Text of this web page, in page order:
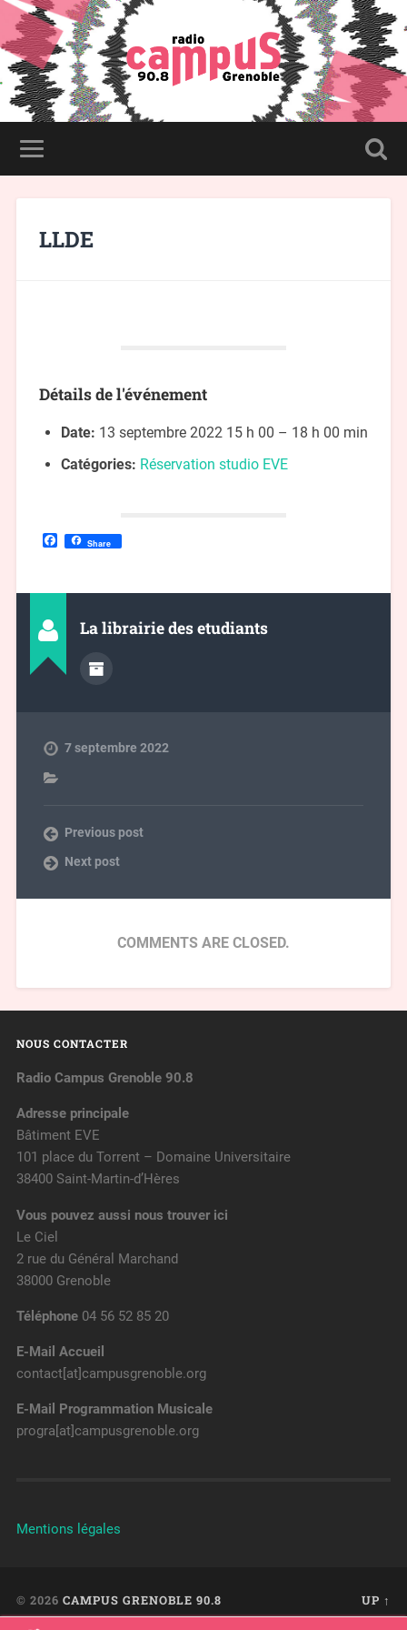
LLDE
Détails de l'événement
Date: 13 septembre 2022 15 h 00 – 18 h 00 min
Catégories: Réservation studio EVE
Facebook
Share
La librairie des etudiants
7 septembre 2022
Previous post
Next post
COMMENTS ARE CLOSED.
NOUS CONTACTER
Radio Campus Grenoble 90.8
Adresse principale
Bâtiment EVE
101 place du Torrent – Domaine Universitaire
38400 Saint-Martin-d’Hères
Vous pouvez aussi nous trouver ici
Le Ciel
2 rue du Général Marchand
38000 Grenoble
Téléphone04 56 52 85 20
E-Mail Accueil
contact[at]campusgrenoble.org
E-Mail Programmation Musicale
progra[at]campusgrenoble.org
Mentions légales
© 2026 CAMPUS GRENOBLE 90.8 UP ↑